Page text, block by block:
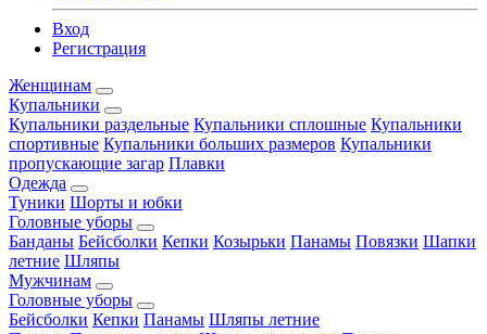
Вход
Регистрация
Женщинам
Купальники
Купальники раздельные Купальники сплошные Купальники
спортивные Купальники больших размеров Купальники
пропускающие загар Плавки
Одежда
Туники Шорты и юбки
Головные уборы
Банданы Бейсболки Кепки Козырьки Панамы Повязки Шапки
летние Шляпы
Мужчинам
Головные уборы
Бейсболки Кепки Панамы Шляпы летние